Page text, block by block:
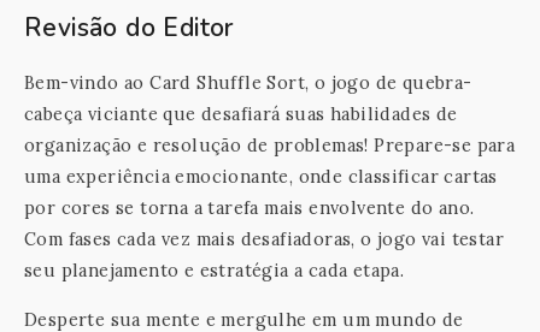
Revisão do Editor
Bem-vindo ao Card Shuffle Sort, o jogo de quebra-
cabeça viciante que desafiará suas habilidades de
organização e resolução de problemas! Prepare-se para
uma experiência emocionante, onde classificar cartas
por cores se torna a tarefa mais envolvente do ano.
Com fases cada vez mais desafiadoras, o jogo vai testar
seu planejamento e estratégia a cada etapa.
Desperte sua mente e mergulhe em um mundo de